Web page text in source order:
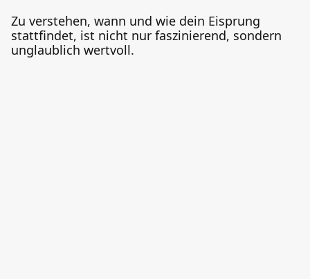
Zu verstehen, wann und wie dein Eisprung
stattfindet, ist nicht nur faszinierend, sondern
unglaublich wertvoll.